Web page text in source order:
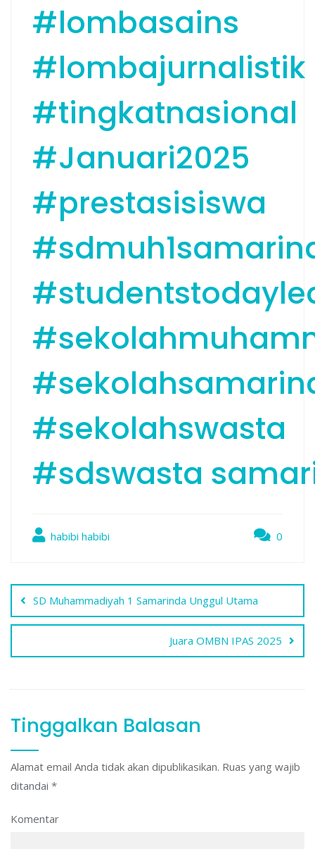
#lombasains
#lombajurnalistik
#tingkatnasional
#Januari2025
#prestasisiswa
#sekolahswasta
#sdswasta
habibi habibi 0
Navigasi
posSD Muhammadiyah 1 Samarinda Unggul Utama
Juara OMBN IPAS 2025
Tinggalkan Balasan
Alamat email Anda tidak akan dipublikasikan. Ruas yang wajib
ditandai *
Komentar